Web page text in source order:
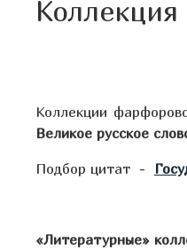
Коллекции
Великое русское
Подбор цитат -
«Литературные»